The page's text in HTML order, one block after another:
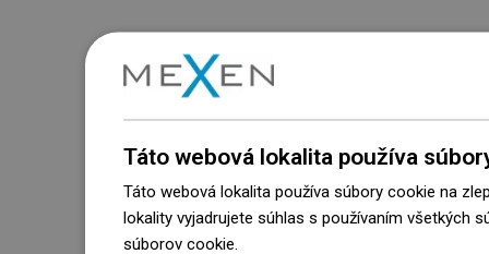
Táto webová lokalita používa
Táto webová lokalita používa súbory cookie na
lokality vyjadrujete súhlas s používaním všetkých
súborov cookie.